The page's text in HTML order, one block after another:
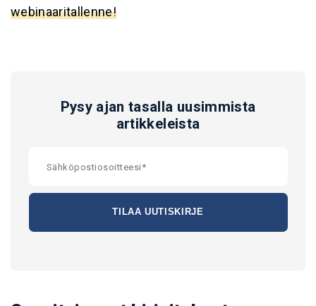
webinaaritallenne!
Pysy ajan tasalla uusimmista
artikkeleista